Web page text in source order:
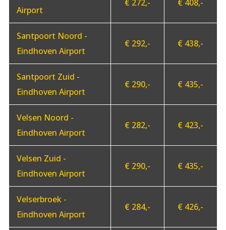
Airport
€ 272,- € 408,-
Santpoort Noord -
Eindhoven Airport
€ 292,- € 438,-
Santpoort Zuid -
Eindhoven Airport
€ 290,- € 435,-
Velsen Noord -
Eindhoven Airport
€ 282,- € 423,-
Velsen Zuid -
Eindhoven Airport
€ 290,- € 435,-
Velserbroek -
Eindhoven Airport
€ 284,- € 426,-